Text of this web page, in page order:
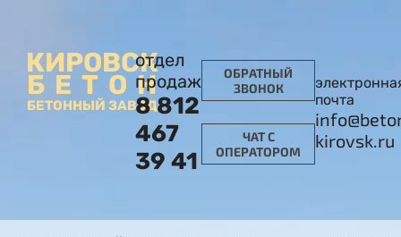
КИРОВСК
БЕТОН
БЕТОННЫЙ ЗАВОД
отдел
продаж
8 812
467
39 41
ОБРАТНЫЙ
ЗВОНОК
ЧАТ С
ОПЕРАТОРОМ
почта
kirovsk.ru